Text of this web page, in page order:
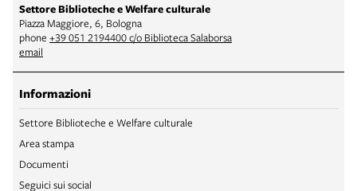
Settore Biblioteche e Welfare culturale
Piazza Maggiore, 6, Bologna
phone +39 051 2194400 c/o Biblioteca Salaborsa
email
Informazioni
Settore Biblioteche e Welfare culturale
Area stampa
Documenti
Seguici sui social